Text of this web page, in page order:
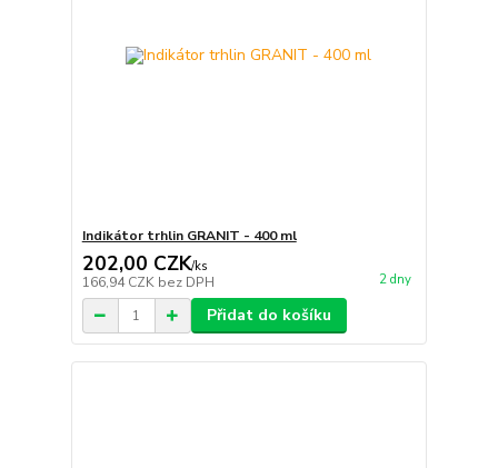
Indikátor trhlin GRANIT - 400 ml
202,00 CZK/ks
166,94 CZK bez DPH 2 dny
Přidat do košíku